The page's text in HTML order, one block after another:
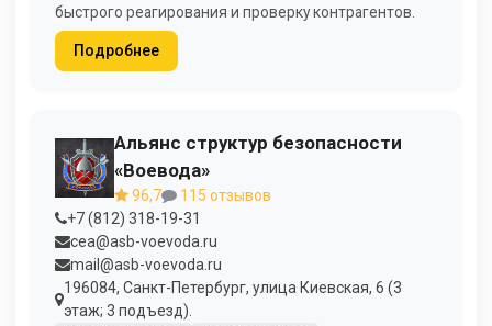
быстрого реагирования и проверку контрагентов.
Подробнее
Альянс структур безопасности
«Воевода»
96,7
115 отзывов
+7 (812) 318-19-31
cea@asb-voevoda.ru
mail@asb-voevoda.ru
196084, Санкт-Петербург, улица Киевская, 6 (3
этаж; 3 подъезд).